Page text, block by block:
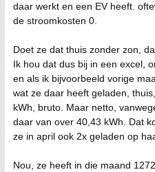
daar werkt en een EV heeft.
de stroomkosten 0.
Doet ze dat thuis zonder zon,
Ik hou dat dus bij in een excel,
en als ik bijvoorbeeld vorige
wat ze daar heeft geladen,
kWh, bruto. Maar netto,
daar van over 40,43 kWh. Dat
ze in april ook 2x geladen op
Nou, ze heeft in die maand